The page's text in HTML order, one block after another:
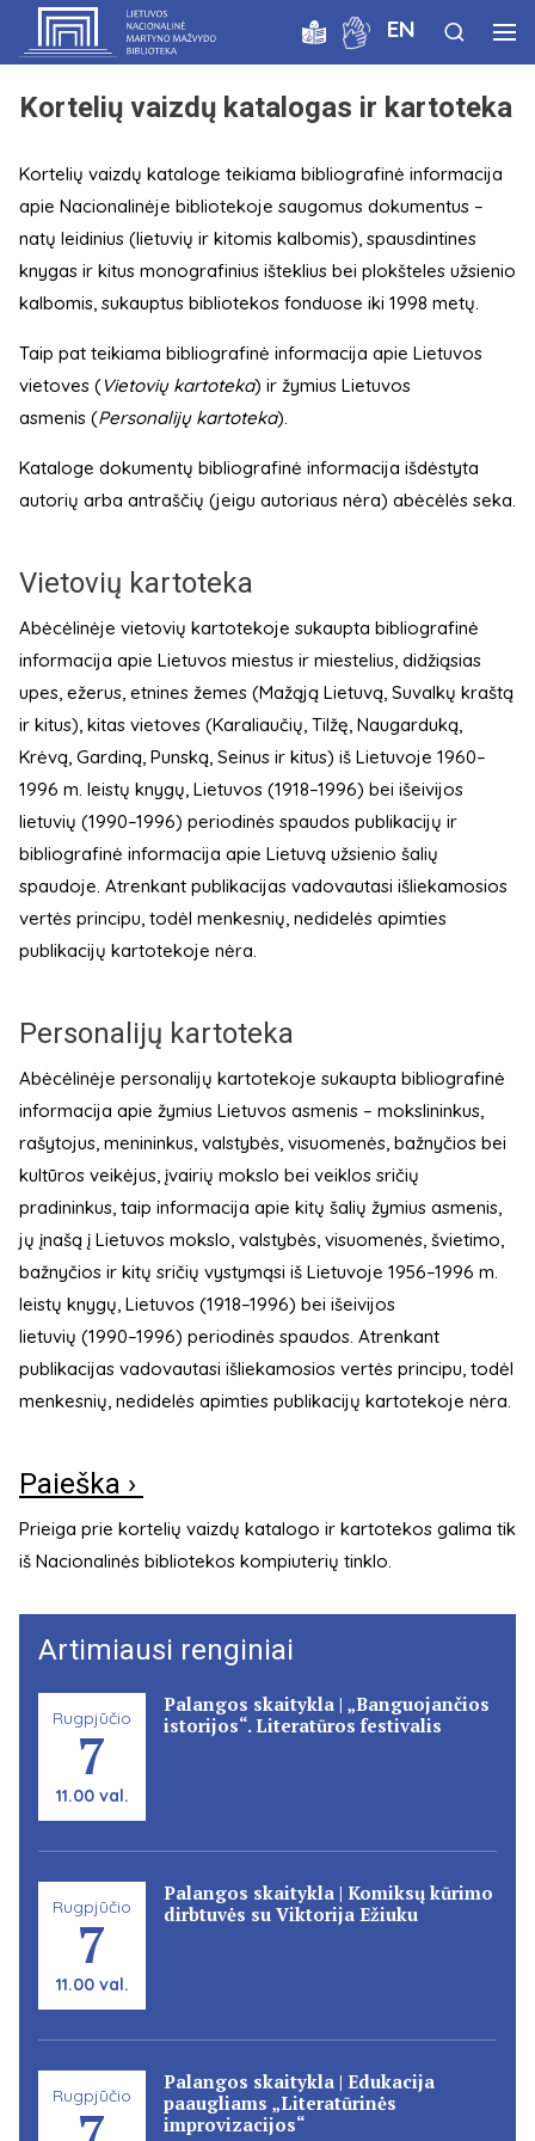
EN
Kortelių vaizdų katalogas ir kartoteka
Kortelių vaizdų kataloge teikiama bibliografinė informacija
apie Nacionalinėje bibliotekoje saugomus dokumentus –
natų leidinius (lietuvių ir kitomis kalbomis), spausdintines
knygas ir kitus monografinius išteklius bei plokšteles užsienio
kalbomis, sukauptus bibliotekos fonduose iki 1998 metų.
Taip pat teikiama bibliografinė informacija apie Lietuvos
vietoves (Vietovių kartoteka) ir žymius Lietuvos
asmenis (Personalijų kartoteka).
Kataloge dokumentų bibliografinė informacija išdėstyta
autorių arba antraščių (jeigu autoriaus nėra) abėcėlės seka.
Vietovių kartoteka
Abėcėlinėje vietovių kartotekoje sukaupta bibliografinė
informacija apie Lietuvos miestus ir miestelius, didžiąsias
upes, ežerus, etnines žemes (Mažąją Lietuvą, Suvalkų kraštą
ir kitus), kitas vietoves (Karaliaučių, Tilžę, Naugarduką,
Krėvą, Gardiną, Punską, Seinus ir kitus) iš Lietuvoje 1960–
1996 m. leistų knygų, Lietuvos (1918–1996) bei išeivijos
lietuvių (1990–1996) periodinės spaudos publikacijų ir
bibliografinė informacija apie Lietuvą užsienio šalių
spaudoje. Atrenkant publikacijas vadovautasi išliekamosios
vertės principu, todėl menkesnių, nedidelės apimties
publikacijų kartotekoje nėra.
Personalijų kartoteka
Abėcėlinėje personalijų kartotekoje sukaupta bibliografinė
informacija apie žymius Lietuvos asmenis – mokslininkus,
rašytojus, menininkus, valstybės, visuomenės, bažnyčios bei
kultūros veikėjus, įvairių mokslo bei veiklos sričių
pradininkus, taip informacija apie kitų šalių žymius asmenis,
jų įnašą į Lietuvos mokslo, valstybės, visuomenės, švietimo,
bažnyčios ir kitų sričių vystymąsi iš Lietuvoje 1956–1996 m.
leistų knygų, Lietuvos (1918–1996) bei išeivijos
lietuvių (1990–1996) periodinės spaudos. Atrenkant
publikacijas vadovautasi išliekamosios vertės principu, todėl
menkesnių, nedidelės apimties publikacijų kartotekoje nėra.
Paieška ›
Prieiga prie kortelių vaizdų katalogo ir kartotekos galima tik
iš Nacionalinės bibliotekos kompiuterių tinklo.
Artimiausi renginiai
Rugpjūčio
7
11.00 val.
Palangos skaitykla | „Banguojančios
istorijos“. Literatūros festivalis
Rugpjūčio
7
11.00 val.
Palangos skaitykla | Komiksų kūrimo
dirbtuvės su Viktorija Ežiuku
Rugpjūčio
Palangos skaitykla | Edukacija
paaugliams „Literatūrinės
improvizacijos“